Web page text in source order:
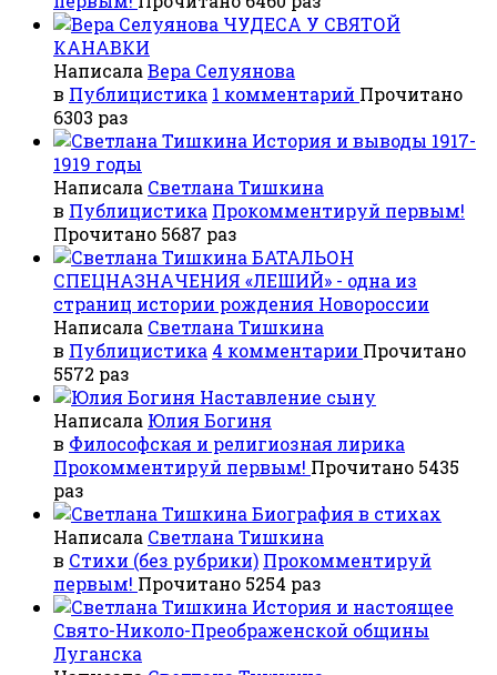
ЧУДЕСА У СВЯТОЙ
КАНАВКИ
НаписалаВера Селуянова
в Публицистика 1 комментарий Прочитано
6303 раз
История и выводы 1917-
1919 годы
Написала Светлана Тишкина
в Публицистика Прокомментируй первым!
Прочитано 5687 раз
БАТАЛЬОН
СПЕЦНАЗНАЧЕНИЯ «ЛЕШИЙ» - одна из
страниц истории рождения Новороссии
Написала Светлана Тишкина
в Публицистика 4 комментарии Прочитано
5572 раз
Наставление сыну
Написала Юлия Богиня
в Философская и религиозная лирика
Прокомментируй первым! Прочитано 5435
раз
Биография в стихах
Написала Светлана Тишкина
в Стихи (без рубрики) Прокомментируй
первым! Прочитано 5254 раз
История и настоящее
Свято-Николо-Преображенской общины
Луганска